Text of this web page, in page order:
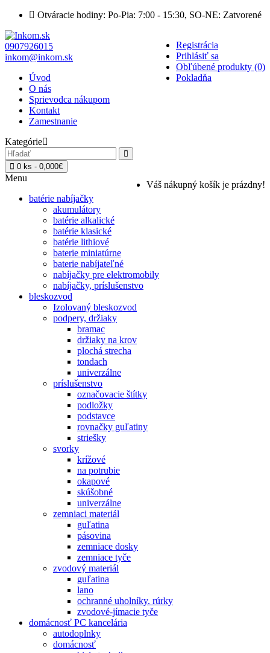
Otváracie hodiny: Po-Pia: 7:00 - 15:30, SO-NE: Zatvorené
Registrácia
Prihlásiť sa
Obľúbené produkty (0)
Pokladňa
0907926015
inkom@inkom.sk
Úvod
O nás
Sprievodca nákupom
Kontakt
Zamestnanie
Kategórie
0 ks - 0,000€
Váš nákupný košík je prázdny!
Menu
batérie nabíjačky
akumulátory
batérie alkalické
batérie klasické
batérie lithiové
baterie miniatúrne
baterie nabíjateľné
nabíjačky pre elektromobily
nabíjačky, príslušenstvo
bleskozvod
Izolovaný bleskozvod
podpery, držiaky
bramac
držiaky na krov
plochá strecha
tondach
univerzálne
príslušenstvo
označovacie štítky
podložky
podstavce
rovnačky guľatiny
striešky
svorky
krížové
na potrubie
okapové
skúšobné
univerzálne
zemniaci materiál
guľatina
pásovina
zemniace dosky
zemniace tyče
zvodový materiál
guľatina
lano
ochranné uholníky. rúrky
zvodové-jímacie tyče
domácnosť PC kancelária
autodoplnky
domácnosť